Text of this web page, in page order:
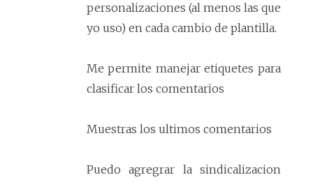
personalizaciones (al menos las que
yo uso) en cada cambio de plantilla.
Me permite manejar etiquetes para
clasificar los comentarios
Muestras los ultimos comentarios
Puedo agregrar la sindicalizacion